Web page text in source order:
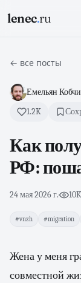
lenec.ru
← все посты
Емельян
1.2K
Как
РФ:
24 мая 2026 г.· 10K
#vnzh #migration
Жена у меня
совместной